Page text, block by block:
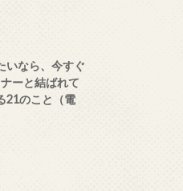
いなら、今すぐ
ーと結ばれて
21のこと（電